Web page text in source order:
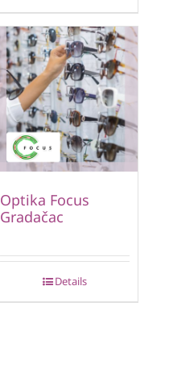
Optika Focus
Gradačac
Details